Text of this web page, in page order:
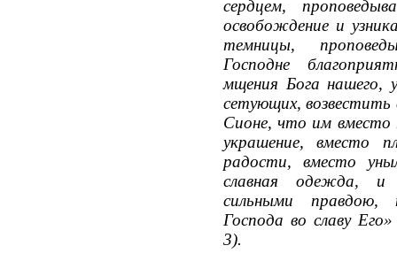
сердцем,
освобождение и
темницы,
Господне
мщения Бога нашего,
сетующих,
Сионе, что им вместо
украшение, вместо
радости, вместо
славная одежда, и
сильными правдою,
Господа во славу
3).